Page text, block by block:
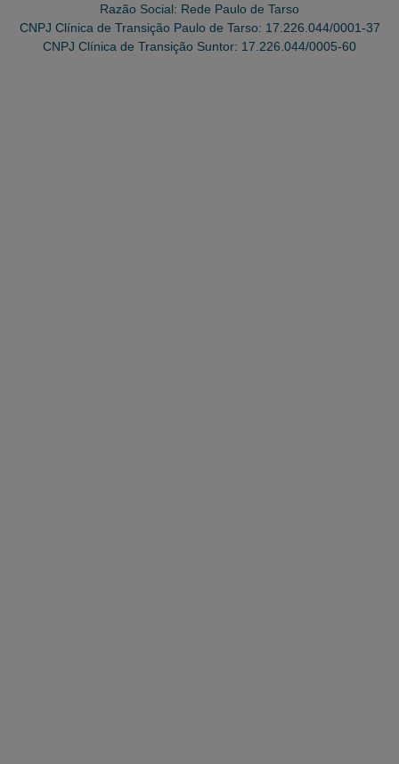
Razão Social: Rede Paulo de Tarso
CNPJ Clínica de Transição Paulo de Tarso: 17.226.044/0001-37
CNPJ Clínica de Transição Suntor: 17.226.044/0005-60